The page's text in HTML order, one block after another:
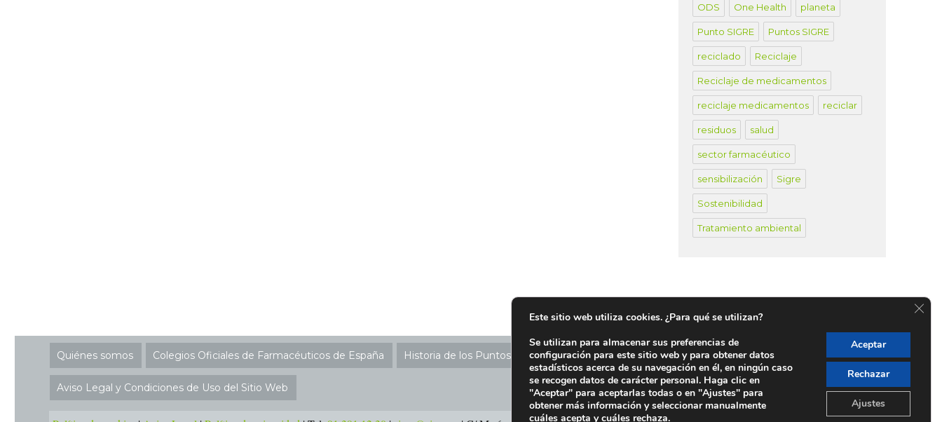
ODS One Health planeta
Punto SIGRE Puntos SIGRE
reciclado Reciclaje
Reciclaje de medicamentos
reciclaje medicamentos reciclar
residuos salud
sector farmacéutico
sensibilización Sigre
Sostenibilidad
Tratamiento ambiental
Quiénes somos Colegios Oficiales de Farmacéuticos de España Historia de los Puntos SIGRE Ubicación Puntos SIGRE en España
Aviso Legal y Condiciones de Uso del Sitio Web
Este sitio web utiliza cookies. ¿Para qué se utilizan?
Se utilizan para almacenar sus preferencias de
configuración para este sitio web y para obtener datos
estadísticos acerca de su navegación en él, en ningún caso
se recogen datos de carácter personal. Haga clic en
"Aceptar" para aceptarlas todas o en "Ajustes" para
obtener más información y seleccionar manualmente
cuáles acepta y cuáles rechaza.
Aceptar
Rechazar
Ajustes